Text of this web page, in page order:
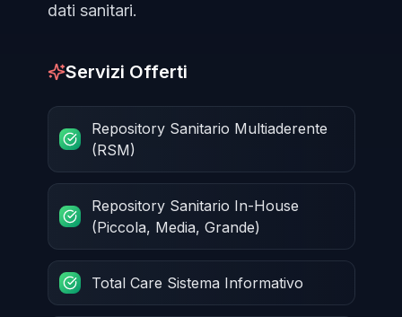
dati sanitari.
Servizi Offerti
Repository Sanitario Multiaderente
(RSM)
Repository Sanitario In-House
(Piccola, Media, Grande)
Total Care Sistema Informativo